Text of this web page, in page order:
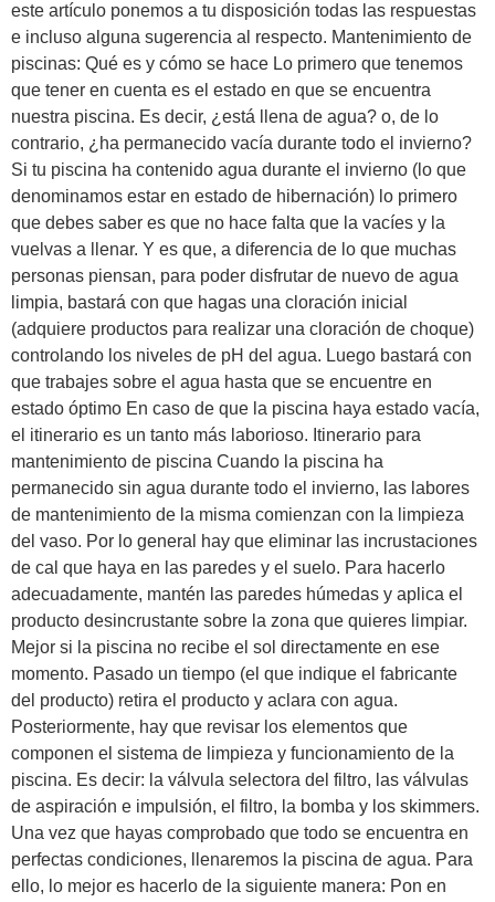
este artículo ponemos a tu disposición todas las respuestas
e incluso alguna sugerencia al respecto. Mantenimiento de
piscinas: Qué es y cómo se hace Lo primero que tenemos
que tener en cuenta es el estado en que se encuentra
nuestra piscina. Es decir, ¿está llena de agua? o, de lo
contrario, ¿ha permanecido vacía durante todo el invierno?
Si tu piscina ha contenido agua durante el invierno (lo que
denominamos estar en estado de hibernación) lo primero
que debes saber es que no hace falta que la vacíes y la
vuelvas a llenar. Y es que, a diferencia de lo que muchas
personas piensan, para poder disfrutar de nuevo de agua
limpia, bastará con que hagas una cloración inicial
(adquiere productos para realizar una cloración de choque)
controlando los niveles de pH del agua. Luego bastará con
que trabajes sobre el agua hasta que se encuentre en
estado óptimo En caso de que la piscina haya estado vacía,
el itinerario es un tanto más laborioso. Itinerario para
mantenimiento de piscina Cuando la piscina ha
permanecido sin agua durante todo el invierno, las labores
de mantenimiento de la misma comienzan con la limpieza
del vaso. Por lo general hay que eliminar las incrustaciones
de cal que haya en las paredes y el suelo. Para hacerlo
adecuadamente, mantén las paredes húmedas y aplica el
producto desincrustante sobre la zona que quieres limpiar.
Mejor si la piscina no recibe el sol directamente en ese
momento. Pasado un tiempo (el que indique el fabricante
del producto) retira el producto y aclara con agua.
Posteriormente, hay que revisar los elementos que
componen el sistema de limpieza y funcionamiento de la
piscina. Es decir: la válvula selectora del filtro, las válvulas
de aspiración e impulsión, el filtro, la bomba y los skimmers.
Una vez que hayas comprobado que todo se encuentra en
perfectas condiciones, llenaremos la piscina de agua. Para
ello, lo mejor es hacerlo de la siguiente manera: Pon en